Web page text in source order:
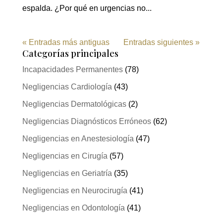
espalda. ¿Por qué en urgencias no...
« Entradas más antiguas Entradas siguientes »
Categorías principales
Incapacidades Permanentes(78)
Negligencias Cardiología(43)
Negligencias Dermatológicas(2)
Negligencias Diagnósticos Erróneos(62)
Negligencias en Anestesiología(47)
Negligencias en Cirugía(57)
Negligencias en Geriatría(35)
Negligencias en Neurocirugía(41)
Negligencias en Odontología(41)